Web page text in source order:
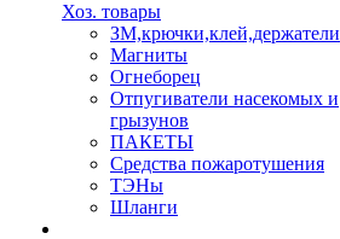
Хоз. товары
ЗМ,крючки,клей,держатели
Магниты
Огнеборец
Отпугиватели насекомых и
грызунов
ПАКЕТЫ
Средства пожаротушения
ТЭНы
Шланги